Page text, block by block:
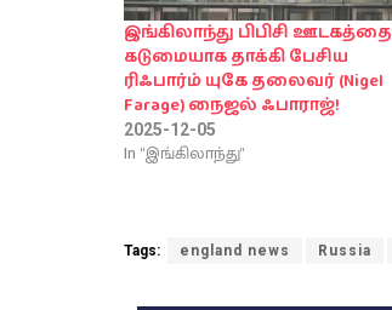
இங்கிலாந்து பிபிசி ஊடகத்தை
கடுமையாக தாக்கி பேசிய
ரிஃபார்ம் யுகே தலைவர் (Nigel
Farage) நைஜல் ஃபாராஜ்!
2025-12-05
In "இங்கிலாந்து"
Tags: england news Russia